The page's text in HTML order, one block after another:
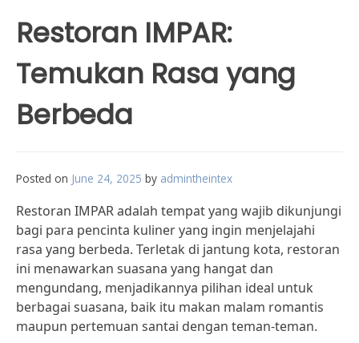
Restoran IMPAR:
Temukan Rasa yang
Berbeda
Posted on June 24, 2025 by admintheintex
Restoran IMPAR adalah tempat yang wajib dikunjungi
bagi para pencinta kuliner yang ingin menjelajahi
rasa yang berbeda. Terletak di jantung kota, restoran
ini menawarkan suasana yang hangat dan
mengundang, menjadikannya pilihan ideal untuk
berbagai suasana, baik itu makan malam romantis
maupun pertemuan santai dengan teman-teman.